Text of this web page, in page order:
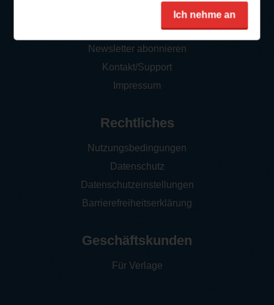
Ich nehme an
Newsletter abonnieren
Kontakt/Support
Impressum
Rechtliches
Nutzungsbedingungen
Datenschutz
Datenschutzeinstellungen
Barrierefreiheitserklärung
Geschäftskunden
Für Verlage